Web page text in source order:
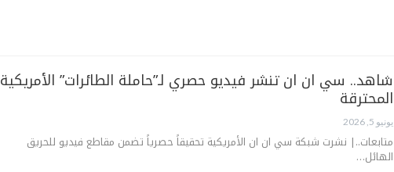
شاهد.. سي ان ان تنشر فيديو حصري لـ”حاملة الطائرات” الأمريكية
المحترقة
يونيو 5, 2026
متابعات..| نشرت شبكة سي ان ان الأمريكية تحقيقاً حصرياً تضمن مقاطع فيديو للحريق
الهائل…